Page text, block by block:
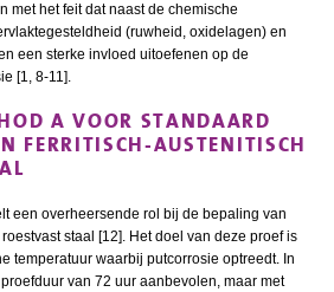
met het feit dat naast de chemische
(ruwheid, oxidelagen) en
een sterke invloed uitoefenen op de
[1, 8-11].
A VOOR STANDAARD
FERRITISCH-AUSTENITISCH
een overheersende rol bij de bepaling van
staal [12]. Het doel van deze proef is
temperatuur waarbij putcorrosie optreedt. In
van 72 uur aanbevolen, maar met